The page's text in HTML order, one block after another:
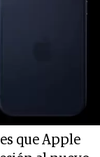
que Apple